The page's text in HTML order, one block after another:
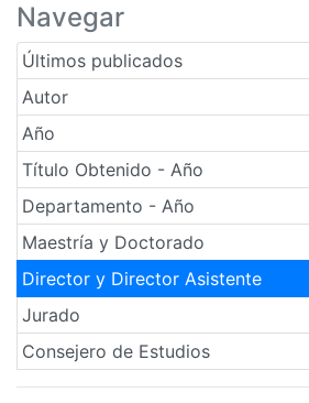
Navegar
Últimos publicados
Autor
Año
Título Obtenido - Año
Departamento - Año
Maestría y Doctorado
Director y Director Asistente
Jurado
Consejero de Estudios